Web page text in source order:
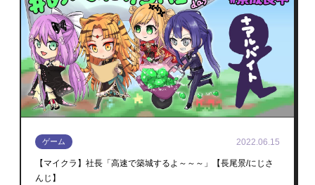
ゲーム 2022.06.15
【マイクラ】社長「高速で築城するよ～～～」【長尾景/にじさ
んじ】